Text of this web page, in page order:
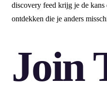
discovery feed krijg je de
ontdekken die je anders
Join